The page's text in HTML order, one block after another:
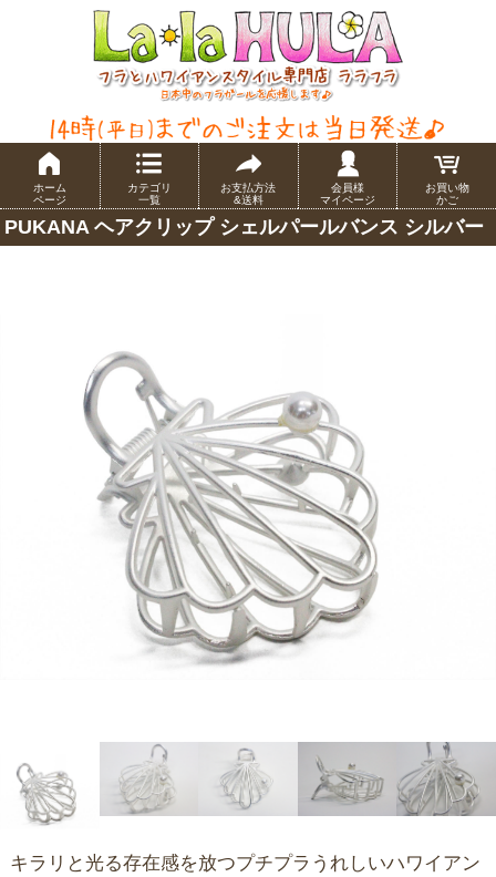
ホーム
ページ
カテゴリ
一覧
お支払方法
&送料
会員様
マイページ
お買い物
かご
PUKANA ヘアクリップ シェルパールバンス シルバー
キラリと光る存在感を放つプチプラうれしいハワイアン